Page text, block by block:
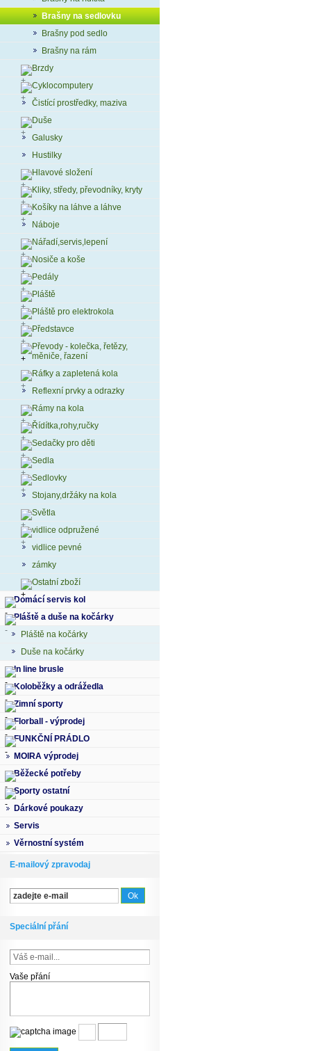
Brašny na sedlovku
Brašny pod sedlo
Brašny na rám
Brzdy
Cyklocomputery
Čistící prostředky, maziva
Duše
Galusky
Hustilky
Hlavové složení
Kliky, středy, převodníky, kryty
Košíky na láhve a láhve
Náboje
Nářadí,servis,lepení
Nosiče a koše
Pedály
Pláště
Pláště pro elektrokola
Představce
Převody - kolečka, řetězy,
měniče, řazení
Ráfky a zapletená kola
Reflexní prvky a odrazky
Rámy na kola
Řídítka,rohy,ručky
Sedačky pro děti
Sedla
Sedlovky
Stojany,držáky na kola
Světla
vidlice odpružené
vidlice pevné
zámky
Ostatní zboží
Domácí servis kol
Pláště a duše na kočárky
Pláště na kočárky
Duše na kočárky
In line brusle
Koloběžky a odrážedla
Zimní sporty
Florball - výprodej
FUNKČNÍ PRÁDLO
MOIRA výprodej
Běžecké potřeby
Sporty ostatní
Dárkové poukazy
Servis
Věrnostní systém
E-mailový zpravodaj
Speciální přání
Vaše přání